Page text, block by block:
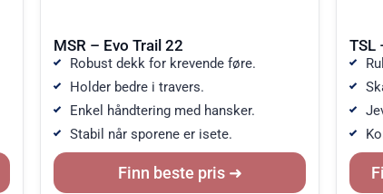
MSR – Evo Trail 22
Robust dekk for krevende føre.
Holder bedre i travers.
Enkel håndtering med hansker.
Stabil når sporene er isete.
Finn beste pris
TSL